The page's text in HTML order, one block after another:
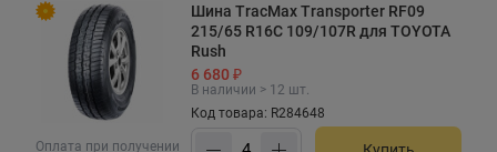
Оплата при получении
Шина TracMax Transporter RF09
215/65 R16C 109/107R для TOYOTA
Rush
6 680 ₽
В наличии > 12 шт.
Код товара: R284648